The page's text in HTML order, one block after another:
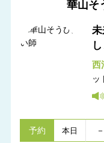
華山そ
西
ッ
予約 本日 －